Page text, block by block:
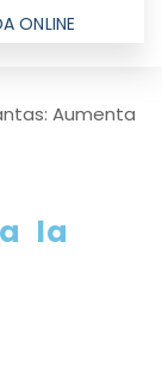
ONLINE
Aumenta
la